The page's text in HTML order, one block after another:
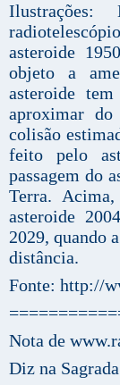
asteroide
objeto a
asteroide
aproximar
colisão
feito pelo
passagem do
Terra.
asteroide
2029, quando
distância.
Fonte: http://
Nota de
Diz na